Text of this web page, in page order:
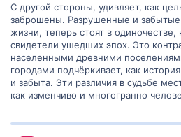
С другой стороны, удивляет, как
заброшены. Разрушенные и
жизни, теперь стоят в одиночестве,
свидетели ушедших эпох. Это
населенными древними
городами подчёркивает, как
и забыта. Эти различия в судьбе
как изменчиво и многогранно